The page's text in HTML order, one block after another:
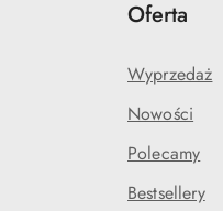
Oferta
Wyprzedaż
Nowości
Polecamy
Bestsellery